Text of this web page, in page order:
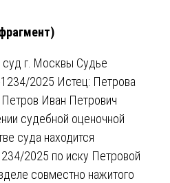
суд г. Москвы Судье
2025 Истец: Петрова
Иван Петрович
судебной оценочной
суда находится
2025 по иску Петровой
совместно нажитого